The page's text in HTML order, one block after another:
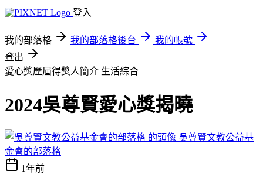
登入
我的部落格 我的部落格後台
我的帳號
登出
愛心獎歷屆得獎人簡介 生活綜合
2024吳尊賢愛心獎揭曉
吳尊賢文教公益基
金會的部落格
1年前